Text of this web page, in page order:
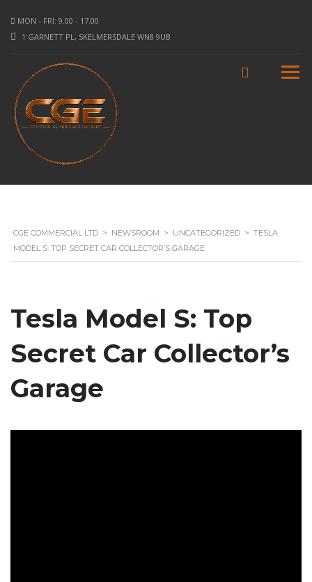
MON - FRI: 9.00 - 17.00
1 GARNETT PL, SKELMERSDALE WN8 9UB
CGE COMMERCIAL LTD > NEWSROOM > UNCATEGORIZED > TESLA
MODEL S: TOP SECRET CAR COLLECTOR’S GARAGE
Tesla Model S: Top
Secret Car Collector’s
Garage